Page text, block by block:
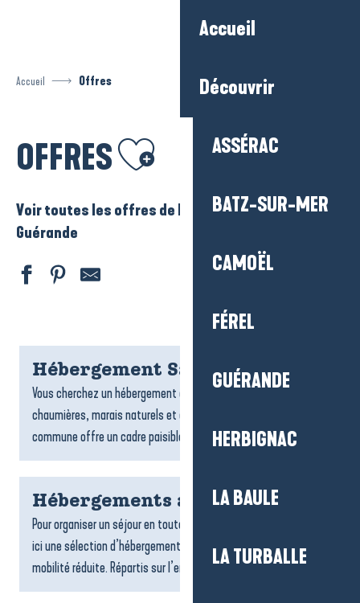
Accueil
Découvrir
ASSÉRAC
BATZ-SUR-MER
CAMOËL
FÉREL
GUÉRANDE
HERBIGNAC
LA BAULE
LA TURBALLE
Accueil Offres
OFFRES Ajouter aux favoris
Voir toutes les offres de La Baule – Presqu’ile de
Guérande
Hébergement Saint-Lyphard
Vous cherchez un hébergement à Saint-Lyphard ? Entre
chaumières, marais naturels et ambiance briéronne, la
commune offre un cadre paisible pour un séjour ressourçant....
Hébergements accessibles
Pour organiser un séjour en toute tranquillité, on vous propose
ici une sélection d’hébergements accessibles aux personnes à
mobilité réduite. Répartis sur l’ensemble du...